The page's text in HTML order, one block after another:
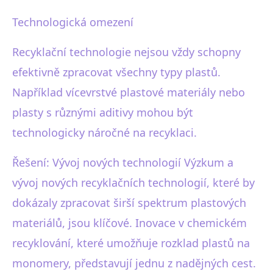
Technologická omezení
Recyklační technologie nejsou vždy schopny
efektivně zpracovat všechny typy plastů.
Například vícevrstvé plastové materiály nebo
plasty s různými aditivy mohou být
technologicky náročné na recyklaci.
Řešení: Vývoj nových technologií Výzkum a
vývoj nových recyklačních technologií, které by
dokázaly zpracovat širší spektrum plastových
materiálů, jsou klíčové. Inovace v chemickém
recyklování, které umožňuje rozklad plastů na
monomery, představují jednu z nadějných cest.